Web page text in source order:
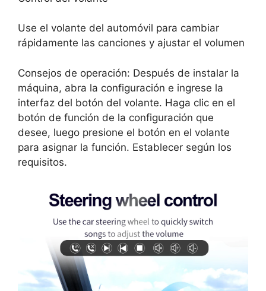
Use el volante del automóvil para cambiar
rápidamente las canciones y ajustar el volumen
Consejos de operación: Después de instalar la
máquina, abra la configuración e ingrese la
interfaz del botón del volante. Haga clic en el
botón de función de la configuración que
desee, luego presione el botón en el volante
para asignar la función. Establecer según los
requisitos.